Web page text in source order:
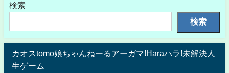
検索
検索
カオスtomo娘ちゃんねーるアーガマ!Haraハラ!未解決人
生ゲーム